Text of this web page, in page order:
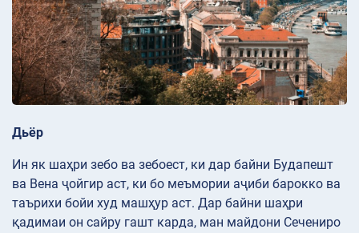
Дьёр
Ин як шаҳри зебо ва зебоест, ки дар байни Будапешт
ва Вена ҷойгир аст, ки бо меъмории аҷиби барокко ва
таърихи бойи худ машҳур аст. Дар байни шаҳри
қадимаи он сайру гашт карда, ман майдони Сечениро